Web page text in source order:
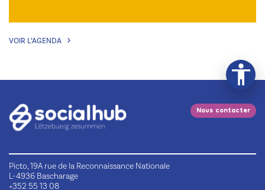
VOIR L’AGENDA
Nous contacter
Picto, 19A rue de la Reconnaissance Nationale
L-4936 Bascharage
+352 55 13 08